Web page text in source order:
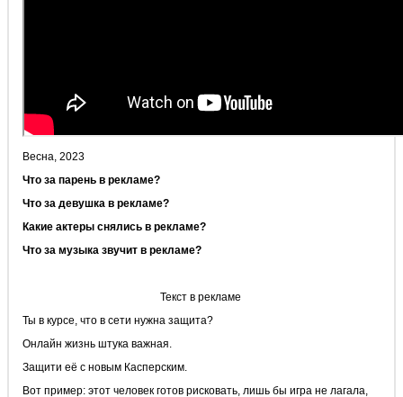
Весна, 2023
Что за парень в рекламе?
Что за девушка в рекламе?
Какие актеры снялись в рекламе?
Что за музыка звучит в рекламе?
Текст в рекламе
Ты в курсе, что в сети нужна защита?
Онлайн жизнь штука важная.
Защити её с новым Касперским.
Вот пример: этот человек готов рисковать, лишь бы игра не лагала,